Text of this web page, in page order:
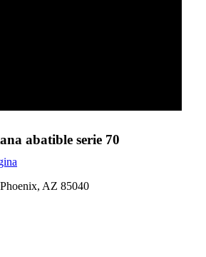
abatible serie 70
AZ 85040